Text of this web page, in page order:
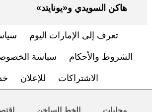
هاكن السويدي و«يونايتد»
تعرف إلى الإمارات اليوم
الشروط والأحكام سياسة
الاشتراكات للإعلان
محليات الخط الساخن